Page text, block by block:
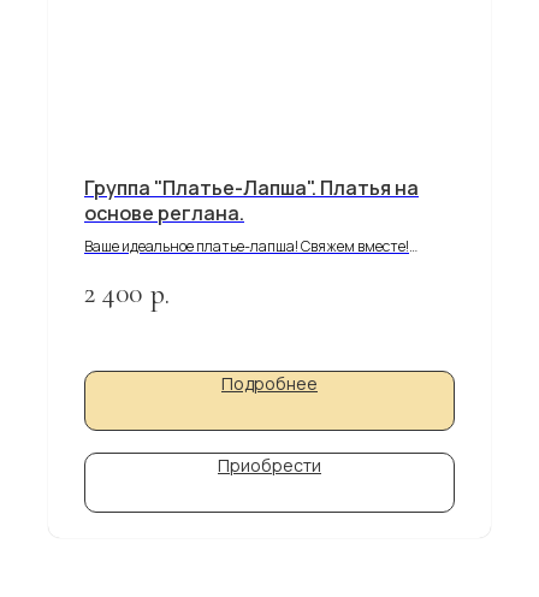
Группа "Платье-Лапша". Платья на
основе реглана.
Ваше идеальное платье-лапша! Свяжем вместе!
2 400 р.
Подробнее
Приобрести